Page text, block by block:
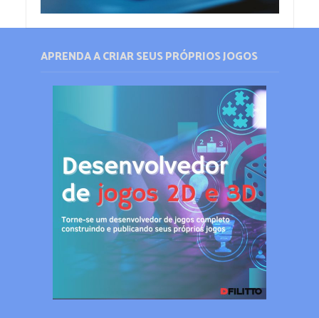
APRENDA A CRIAR SEUS PRÓPRIOS JOGOS